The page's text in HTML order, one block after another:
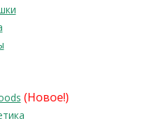
(Новое!)